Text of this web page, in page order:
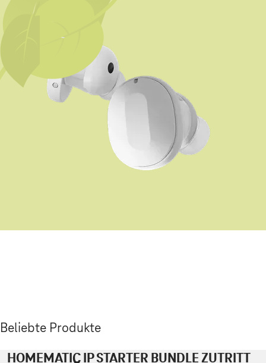
Beliebte Produkte
HOMEMATIC IP STARTER BUNDLE ZUTRITT